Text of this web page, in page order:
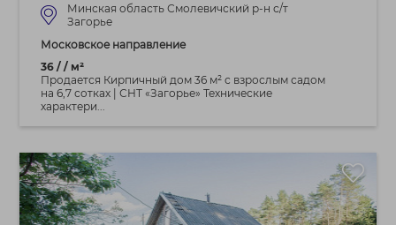
Минская область Смолевичский р-н с/т
Загорье
Московское направление
36 / / м²
Продается Кирпичный дом 36 м² с взрослым садом
на 6,7 сотках | СНТ «Загорье» Технические
характери...